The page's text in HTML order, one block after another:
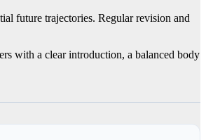
future trajectories. Regular revision and
with a clear introduction, a balanced body